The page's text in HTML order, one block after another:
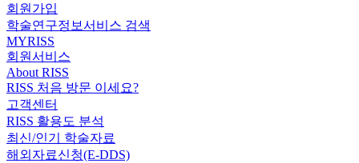
회원가입
학술연구정보서비스 검색
MYRISS
회원서비스
About RISS
RISS 처음 방문 이세요?
고객센터
RISS 활용도 분석
최신/인기 학술자료
해외자료신청(E-DDS)